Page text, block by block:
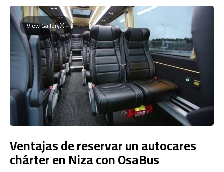
View Gallery
Ventajas de reservar un autocares
chárter en Niza con OsaBus